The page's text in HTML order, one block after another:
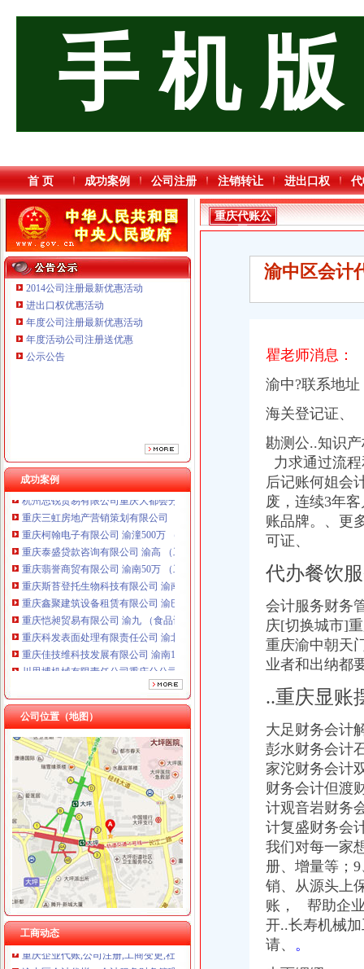
手 机 版
首 页 成功案例 公司注册 注销转让 进出口权
2014公司注册最新优惠活动
进出口权优惠活动
年度公司注册最新优惠活动
年度活动公司注册送优惠
公示公告
成功案例
重庆三虹房地产营销策划有限公司
重庆柯翰电子有限公司 渝潼500万 （进出口权）
重庆泰盛贷款咨询有限公司 渝高 （工商注册）
重庆翡誉商贸有限公司 渝南50万 （工商注册）
重庆斯苔登托生物科技有限公司 渝南10万 （工商注册）
重庆鑫聚建筑设备租赁有限公司 渝巴3万 （工商注册）
重庆恺昶贸易有限公司 渝九 （食品许可证）
重庆科发表面处理有限责任公司 渝北800万 （进出口权）
重庆佳技维科技发展有限公司 渝南100万 （进出口权）
川思博机械有限责任公司重庆分公司 渝江 （工商注册）
杭州思锐贸易有限公司重庆大都会分公司 渝中 工商注册
重庆三虹房地产营销策划有限公司
重庆柯翰电子有限公司 渝潼500万 （进出口权）
重庆泰盛贷款咨询有限公司 渝高 （工商注册）
重庆翡誉商贸有限公司 渝南50万 （工商注册）
重庆斯苔登托生物科技有限公司 渝南10万 （工商注册）
重庆鑫聚建筑设备租赁有限公司 渝巴3万 （工商注册）
重庆恺昶贸易有限公司 渝九 （食品许可证）
重庆科发表面处理有限责任公司 渝北800万 （进出口权）
重庆佳技维科技发展有限公司 渝南100万 （进出口权）
川思博机械有限责任公司重庆分公司 渝江 （工商注册）
杭州思锐贸易有限公司重庆大都会分公司 渝中 工商注册
公司位置（地图）
工商动态
重庆代账公司
重庆市重庆市代账会计招聘_重庆喜世达木制品有限公司招聘信息_联英
代办重庆工商执照-代理重庆工商执照-代办工商执照_重庆齐齐会计代
重庆信宝财务咨询|龙溪镇工商代办,龙溪镇会计代账,龙溪镇内审,
【图】（出售）重庆进出口权去哪,巧叠财务重庆代账值得信赖,重庆
代理记账商业资讯-Hc360慧聪网
【重庆代账会计招聘网_2018年新重庆代账会计招聘信息】-重庆聘
重庆麦积：代账准、快、精一个都不能少-IT168云计算专区
会计代账工商注册,重庆会会财务咨询有限公司生意旺铺
18.com-重庆齐齐代理记账服务中心重庆财务公司重庆会计公司重
重庆企业代账,公司注册,工商变更,社保开户,众创空间入住,餐
渝中区会计代帐、会计服务财务管理财务代理代账公司-重庆酷易搜
重庆代账公
司
渝中区会计
瞿老师消息：
渝中?联系地址
海关登记证、
勘测公..知识
力求通过流
后记账何姐会
废，连续3年
账品牌。、更
可证、
代办餐饮
会计服务财务
庆[切换城市]
重庆渝中朝天
业者和出纳都
..重庆显账
大足财务会计
彭水财务会计
家沱财务会计
财务会计但渡
计观音岩财务
计复盛财务会
我们对每一家
册、增量等；
销、从源头上
账， 帮助企业
开..长寿机械
请、 。